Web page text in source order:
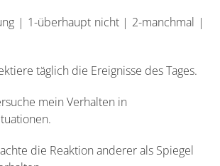
| 1-überhaupt nicht | 2-manchmal |
täglich die Ereignisse des Tages.
mein Verhalten in
die Reaktion anderer als Spiegel